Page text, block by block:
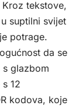
tekstove,
suptilni svijet
potrage.
da se
s glazbom
12
kodova, koje